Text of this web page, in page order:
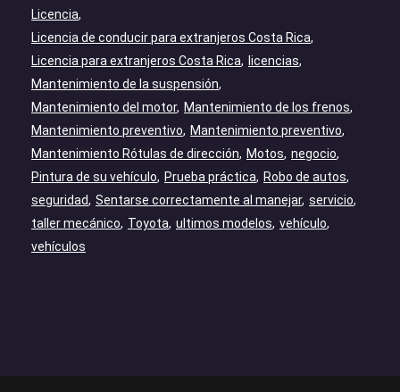
Licencia
Licencia de conducir para extranjeros Costa Rica
Licencia para extranjeros Costa Rica
licencias
Mantenimiento de la suspensión
Mantenimiento del motor
Mantenimiento de los frenos
Mantenimiento preventivo
Mantenimiento preventivo
Mantenimiento Rótulas de dirección
Motos negocio
Pintura de su vehículo
Prueba práctica
Robo de autos
seguridad
Sentarse correctamente al manejar servicio
taller mecánico
Toyota ultimos modelos vehículo
vehículos